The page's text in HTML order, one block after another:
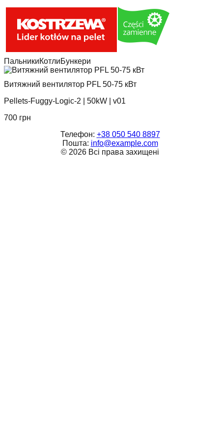
ПальникиКотлиБункери
Витяжний вентилятор PFL 50-75 кВт
Pellets-Fuggy-Logic-2
50kW
v01
700 грн
Телефон: +38 050 540 8897
Пошта: info@example.com
© 2026 Всі права захищені